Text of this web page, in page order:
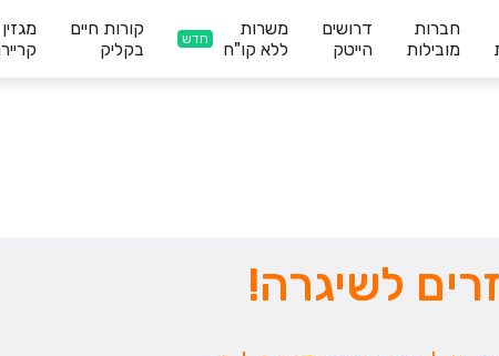
חברות
מובילות
דרושים
הייטק
משרות
ללא קו"ח
חדש
קורות חיים
בקליק
מגזין
לשיגרה!